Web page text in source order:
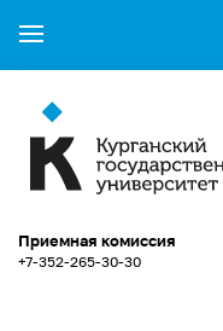
Приемная комиссия
+7-352-265-30-30